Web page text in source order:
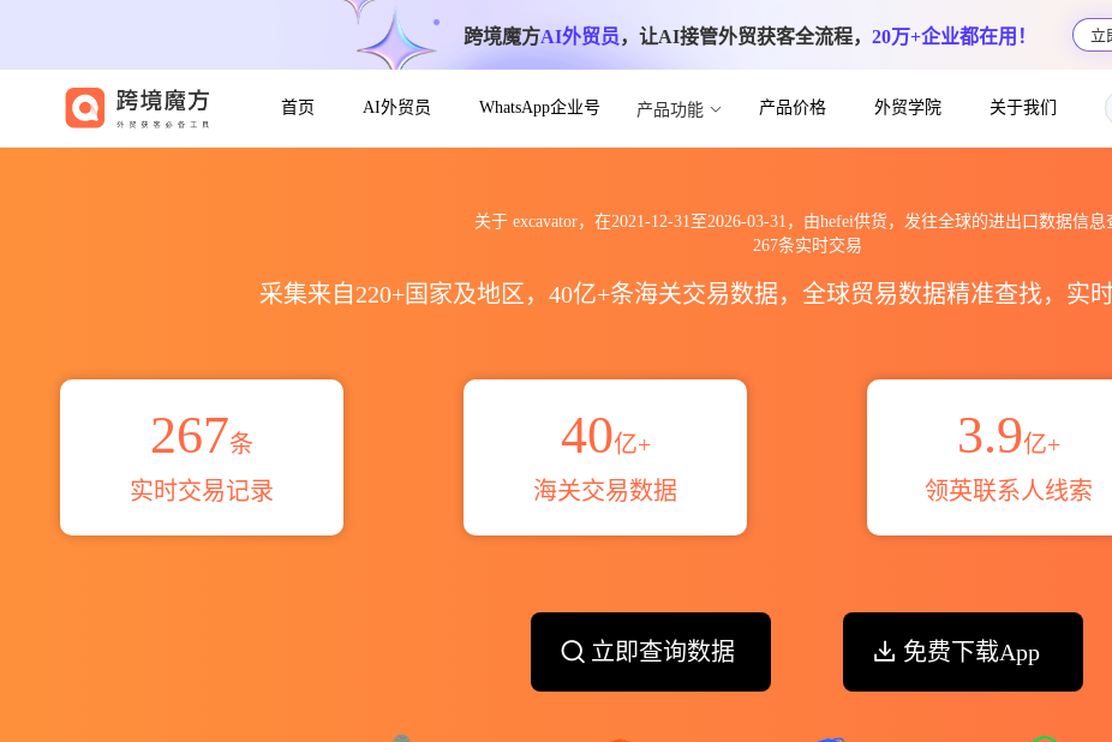
跨境魔方AI外贸员，让AI接管外贸获客全流程， 20万+企业都在用！ 立
首页 AI外贸员 WhatsApp企业号 产品功能 产品价格 外贸学院 关于我们
关于 excavator，在2021-12-31至2026-03-31，由hefei供货，发往全球的进出口数据信息
267条实时交易
采集来自220+国家及地区，40亿+条海关交易数据，全球贸易数据精准查找，实
267条
实时交易记录
40亿+
海关交易数据
3.9亿+
领英联系人线索
立即查询数据 免费下载App